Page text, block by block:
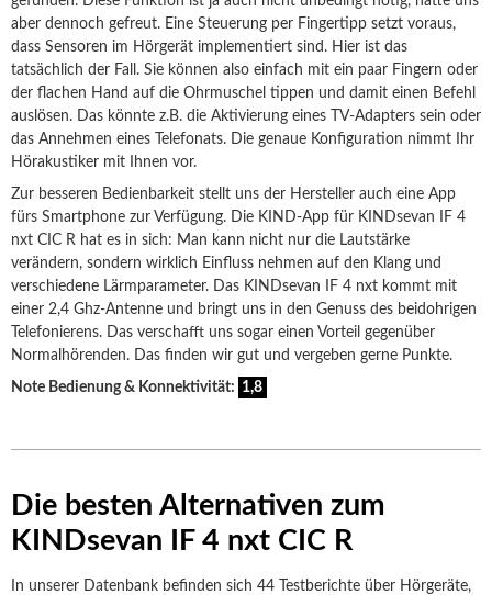
aber dennoch gefreut. Eine Steuerung per Fingertipp setzt voraus,
dass Sensoren im Hörgerät implementiert sind. Hier ist das
tatsächlich der Fall. Sie können also einfach mit ein paar Fingern oder
der flachen Hand auf die Ohrmuschel tippen und damit einen Befehl
auslösen. Das könnte z.B. die Aktivierung eines TV-Adapters sein oder
das Annehmen eines Telefonats. Die genaue Konfiguration nimmt Ihr
Hörakustiker mit Ihnen vor.
Zur besseren Bedienbarkeit stellt uns der Hersteller auch eine App
fürs Smartphone zur Verfügung. Die KIND-App für KINDsevan IF 4
nxt CIC R hat es in sich: Man kann nicht nur die Lautstärke
verändern, sondern wirklich Einfluss nehmen auf den Klang und
verschiedene Lärmparameter. Das KINDsevan IF 4 nxt kommt mit
einer 2,4 Ghz-Antenne und bringt uns in den Genuss des beidohrigen
Telefonierens. Das verschafft uns sogar einen Vorteil gegenüber
Normalhörenden. Das finden wir gut und vergeben gerne Punkte.
Note Bedienung & Konnektivität: 1,8
Die besten Alternativen zum
KINDsevan IF 4 nxt CIC R
In unserer Datenbank befinden sich 44 Testberichte über Hörgeräte,